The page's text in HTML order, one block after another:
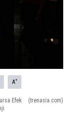
A+
Efek
(trenasia.com)